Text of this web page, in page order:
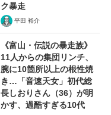
ク暴走
平田 裕介
《富山・伝説の暴走族》
11人からの集団リンチ、
腕に10箇所以上の根性焼
き…「音速天女」初代総
長しおりさん（36）が明
かす、過酷すぎる10代